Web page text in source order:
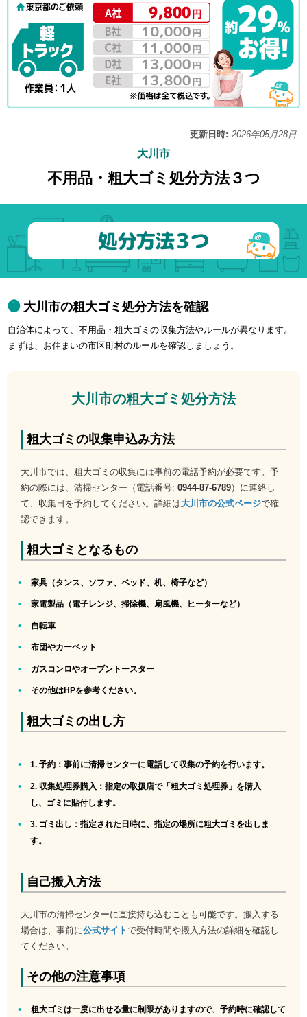
更新日時: 2026年05月28日
大川市
不用品・粗大ゴミ処分方法３つ
大川市の粗大ゴミ処分方法を確認
自治体によって、不用品・粗大ゴミの収集方法やルールが異なります。
まずは、お住まいの市区町村のルールを確認しましょう。
大川市の粗大ゴミ処分方法
粗大ゴミの収集申込み方法
大川市では、粗大ゴミの収集には事前の電話予約が必要です。予
約の際には、清掃センター（電話番号: 0944-87-6789）に連絡し
て、収集日を予約してください。詳細は大川市の公式ページで確
認できます。
粗大ゴミとなるもの
家具（タンス、ソファ、ベッド、机、椅子など）
家電製品（電子レンジ、掃除機、扇風機、ヒーターなど）
自転車
布団やカーペット
ガスコンロやオーブントースター
その他はHPを参考ください。
粗大ゴミの出し方
1. 予約 ：事前に清掃センターに電話して収集の予約を行います。
2. 収集処理券購入 ：指定の取扱店で「粗大ゴミ処理券」を購入
し、ゴミに貼付します。
3. ゴミ出し ：指定された日時に、指定の場所に粗大ゴミを出しま
す。
自己搬入方法
大川市の清掃センターに直接持ち込むことも可能です。搬入する
場合は、事前に公式サイトで受付時間や搬入方法の詳細を確認し
てください。
その他の注意事項
粗大ゴミは一度に出せる量に制限がありますので、予約時に確認して